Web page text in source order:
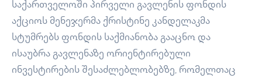
საქართველოში პირველი გავლენის ფონდის
აქციოს მენეჯერმა ქრისტინე კანდელაკმა
სტუმრებს ფონდის საქმიანობა გააცნო და
ისაუბრა გავლენაზე ორიენტირებული
ინვესტირების შესაძლებლობებზე, რომელთაც